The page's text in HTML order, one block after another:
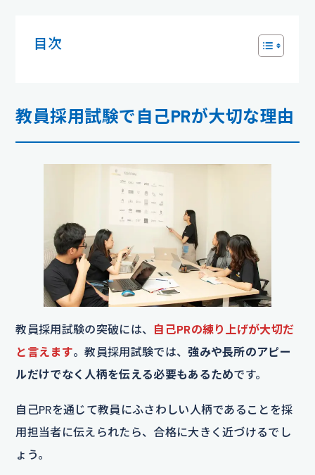
目次
教員採用試験で自己PRが大切な理由
教員採用試験の突破には、 自己PRの練り上げが大切だ
と言えます。教員採用試験では、強みや長所のアピー
ルだけでなく人柄を伝える必要もあるためです。
自己PRを通じて教員にふさわしい人柄であることを採
用担当者に伝えられたら、合格に大きく近づけるでし
ょう。